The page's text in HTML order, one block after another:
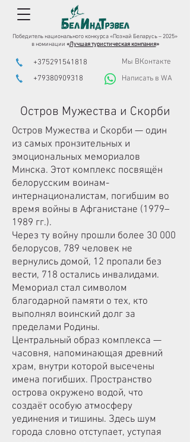
Победитель национального конкурса «Познай Беларусь – 2025»
в номинации «Лучшая туристическая компания»
+375291541818
Мы ВКонтакте
+79380909318
Написать в WA
Остров Мужества и Скорби
Остров Мужества и Скорби — один
из самых пронзительных и
эмоциональных мемориалов
Минска. Этот комплекс посвящён
белорусским воинам-
интернационалистам, погибшим во
время войны в Афганистане (1979–
1989 гг.).
Через ту войну прошли более 30 000
белорусов, 789 человек не
вернулись домой, 12 пропали без
вести, 718 остались инвалидами.
Мемориал стал символом
благодарной памяти о тех, кто
выполнял воинский долг за
пределами Родины.
Центральный образ комплекса —
часовня, напоминающая древний
храм, внутри которой высечены
имена погибших. Пространство
острова окружено водой, что
создаёт особую атмосферу
уединения и тишины. Здесь шум
города словно отступает, уступая